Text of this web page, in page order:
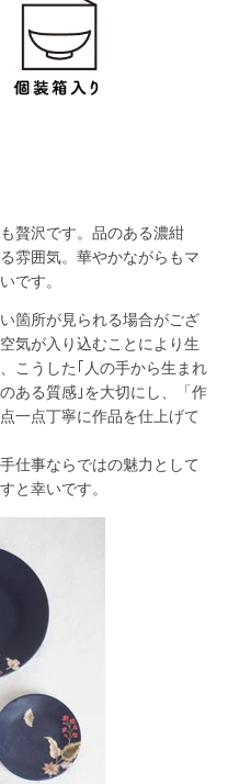
贅沢です。品のある濃紺
雰囲気。華やかながらもマ
です。
箇所が見られる場合がござ
気が入り込むことにより生
こうした｢人の手から生まれ
ある質感｣を大切にし、「作
一点丁寧に作品を仕上げて
仕事ならではの魅力として
と幸いです。